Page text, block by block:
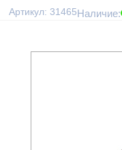
Артикул: 31465Наличие: